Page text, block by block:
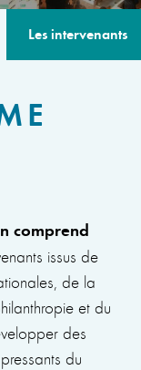
Les intervenants
comprend
issus de
de la
et du
des
du